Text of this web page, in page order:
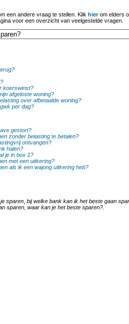
een andere vraag te stellen. Klik hierom elders
voor een overzicht van veelgestelde vragen.
koerswinst?
afgeloste woning?
over afbetaalde woning?
per dag?
gestort?
zonder belasting te betalen?
ontvangen?
halen?
je in box 1?
met een uitkering?
als ik een wajong uitkering heb?
sparen bij welke bank kan ik het beste gaan
sparen waar kan je het beste sparen?